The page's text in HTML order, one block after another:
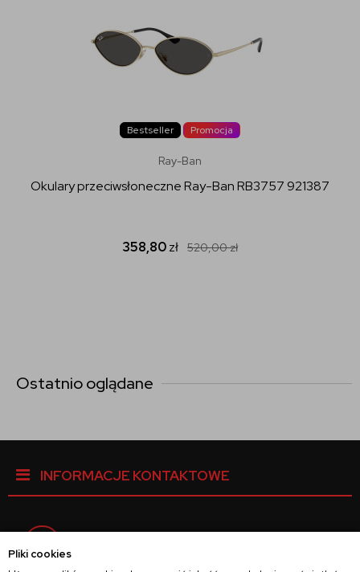
Pliki cookies
Bestseller Promocja
Ray-Ban
Okulary przeciwsłoneczne Ray-Ban RB3757 921387
358,80zł 520,00zł
Ostatnio oglądane
INFORMACJE KONTAKTOWE